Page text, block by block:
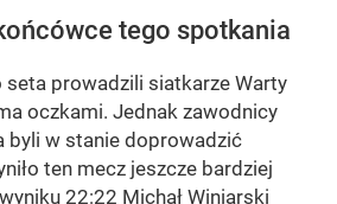
tego spotkania
seta prowadzili siatkarze Warty
oczkami. Jednak zawodnicy
byli w stanie doprowadzić
ten mecz jeszcze bardziej
22:22 Michał Winiarski